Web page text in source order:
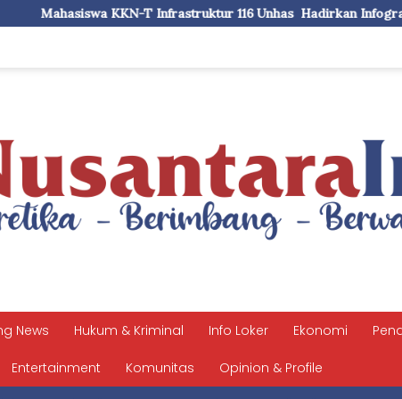
116 Unhas Hadirkan Infografis Profil Statistik di
News Hukum & Kriminal Info Loker Ekonomi
Entertainment Komunitas Opinion & Profile